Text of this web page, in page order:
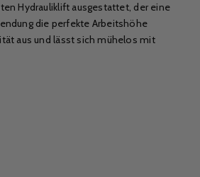
Hydrauliklift ausgestattet, der eine
die perfekte Arbeitshöhe
aus und lässt sich mühelos mit